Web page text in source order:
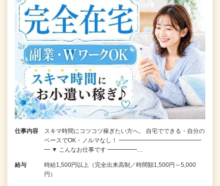
仕事内容
スキマ時間にコツコツ稼ぎたい方へ。 自宅でできる・自分の
ペースでOK・ノルマなし！ ━━━━━━━━━━━━━━
━ ▼ こんなお仕事です ━━━━━…
給与
時給1,500円以上（完全出来高制／時間額1,500円～5,000
円）